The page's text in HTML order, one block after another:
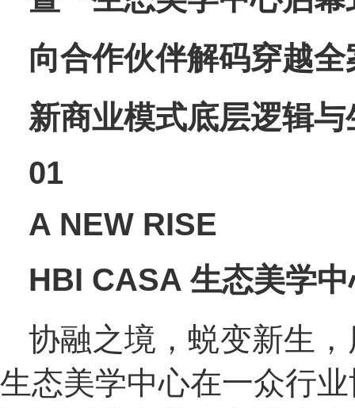
向合作伙伴解码穿越
新商业模式底层逻辑与
01
A NEW RISE
HBI CASA 生态美学
协融之境，蜕变新生
生态美学中心在一众行